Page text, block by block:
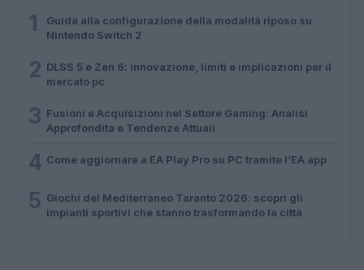
1
Guida alla configurazione della modalità riposo su
Nintendo Switch 2
2 DLSS 5 e Zen 6: innovazione, limiti e implicazioni per il
mercato pc
3 Fusioni e Acquisizioni nel Settore Gaming: Analisi
Approfondita e Tendenze Attuali
4 Come aggiornare a EA Play Pro su PC tramite l’EA app
5 Giochi del Mediterraneo Taranto 2026: scopri gli
impianti sportivi che stanno trasformando la città